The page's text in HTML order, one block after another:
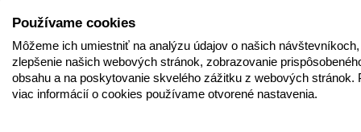
Používame cookies
Môžeme ich umiestniť na analýzu údajov o našich
zlepšenie našich webových stránok, zobrazovanie
obsahu a na poskytovanie skvelého zážitku z webových stránok.
viac informácií o cookies používame otvorené nastavenia.